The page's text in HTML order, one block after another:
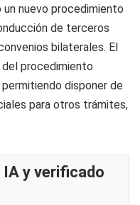
un nuevo procedimiento
de terceros
bilaterales. El
procedimiento
disponer de
para otros trámites,
y verificado